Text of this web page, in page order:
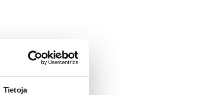
Tietoja